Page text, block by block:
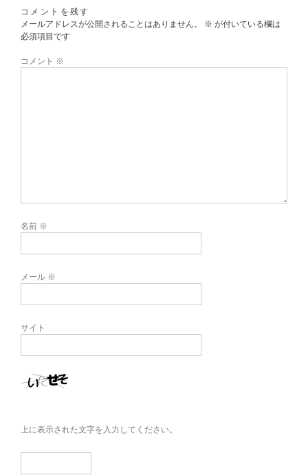
コメントを残す
メールアドレスが公開されることはありません。
※ が付いている欄は
必須項目です
コメント ※
名前 ※
メール ※
サイト
上に表示された文字を入力してください。